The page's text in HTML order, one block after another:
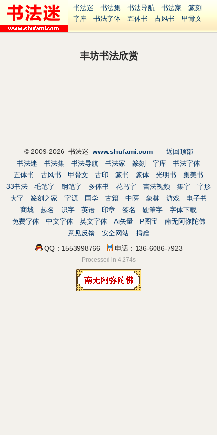
书法迷 书法集 书法导航 书法家
篆刻
字库
书法字体 五体书 古风书
甲骨文
集字
字形 大字 篆刻之家
古籍
中医 象棋 游戏
丰坊书法欣赏
© 2009-2026 书法迷 www.shufami.com
返回顶部
书法迷
书法集 书法导航 书法家 篆刻 字库
书法字体
五体书
古风书 甲骨文 古印 篆书 篆体 光明书
集美书
33书法
毛笔字 钢笔字 多体书 花鸟字 書法视频 集字
字形
大字
篆刻之家 字源 国学 古籍 中医 象棋 游戏
电子书
商城
起名 识字 英语 印章 签名 硬筆字
字体下载
免费字体
中文字体 英文字体 Ai矢量 P图宝
南无阿弥陀佛
意见反馈
安全网站
捐赠
QQ：1553998766
电话：136-6086-7923
Processed in 4.274s